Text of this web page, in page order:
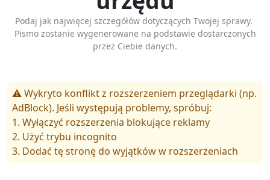
Podaj jak najwięcej szczegółów dotyczących Twojej sprawy.
Pismo zostanie wygenerowane na podstawie dostarczonych
przez Ciebie danych.
⚠️ Wykryto konflikt z rozszerzeniem przeglądarki (np.
AdBlock). Jeśli występują problemy, spróbuj:
1. Wyłączyć rozszerzenia blokujące reklamy
2. Użyć trybu incognito
3. Dodać tę stronę do wyjątków w rozszerzeniach